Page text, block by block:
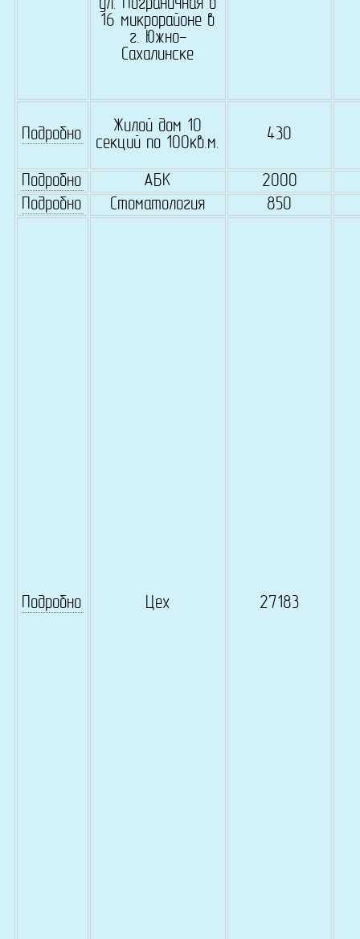
ул. Пограничная в
16 микрорайоне в
г. Южно-
Сахалинске
Подробно
Жилой дом 10
секций по 100кв.м.
430
Подробно АБК
2000
Подробно
Стоматология 850
Подробно Цех 27183